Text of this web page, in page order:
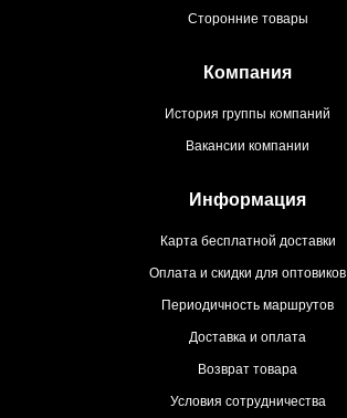
Сторонние товары
Компания
История группы компаний
Вакансии компании
Информация
Карта бесплатной доставки
Оплата и скидки для оптовиков
Периодичность маршрутов
Доставка и оплата
Возврат товара
Условия сотрудничества